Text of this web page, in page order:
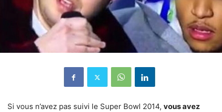
Si vous n’avez pas suivi le Super Bowl 2014, vous avez